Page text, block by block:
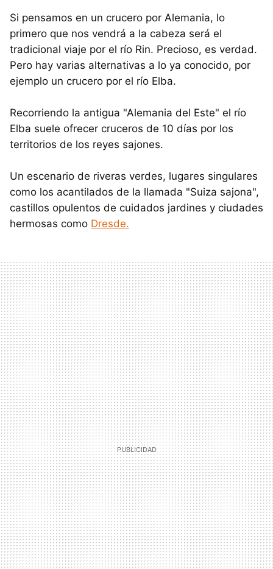
Si pensamos en un crucero por Alemania, lo
primero que nos vendrá a la cabeza será el
tradicional viaje por el río Rin. Precioso, es verdad.
Pero hay varias alternativas a lo ya conocido, por
ejemplo un crucero por el río Elba.
Recorriendo la antigua "Alemania del Este" el río
Elba suele ofrecer cruceros de 10 días por los
territorios de los reyes sajones.
Un escenario de riveras verdes, lugares singulares
como los acantilados de la llamada "Suiza sajona",
castillos opulentos de cuidados jardines y ciudades
hermosas como Dresde.